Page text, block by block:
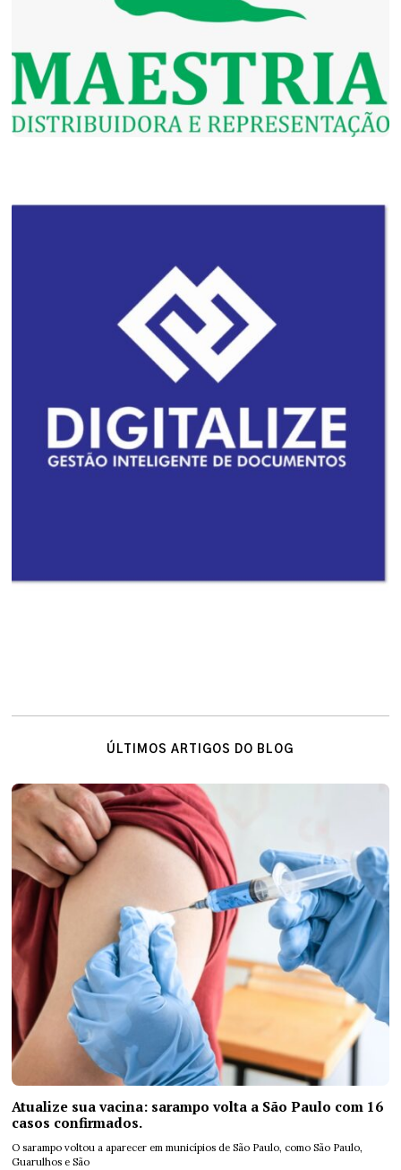
ÚLTIMOS ARTIGOS DO BLOG
Atualize sua vacina: sarampo volta a São Paulo com 16
casos confirmados.
O sarampo voltou a aparecer em municípios de São Paulo, como São Paulo,
Guarulhos e São